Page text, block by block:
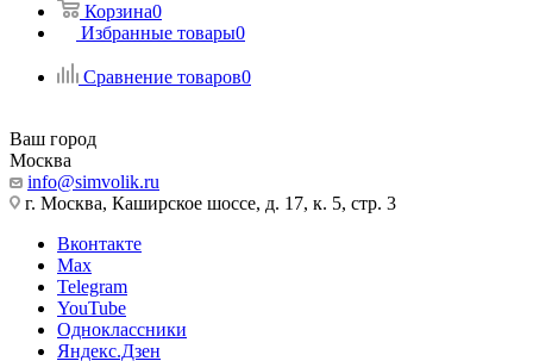
Корзина0
Избранные товары0
Сравнение товаров0
Ваш город
Москва
info@simvolik.ru
г. Москва, Каширское шоссе, д. 17, к. 5, стр. 3
Вконтакте
Max
Telegram
YouTube
Одноклассники
Яндекс.Дзен